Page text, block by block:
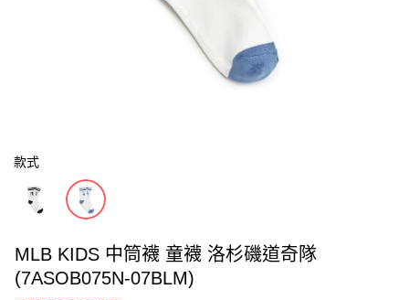
款式
MLB KIDS 中筒襪 童襪 洛杉磯道奇隊
(7ASOB075N-07BLM)